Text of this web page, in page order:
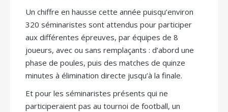
Un chiffre en hausse cette année puisqu’environ
320 séminaristes sont attendus pour participer
aux différentes épreuves, par équipes de 8
joueurs, avec ou sans remplaçants : d’abord une
phase de poules, puis des matches de quinze
minutes à élimination directe jusqu’à la finale.
Et pour les séminaristes présents qui ne
participeraient pas au tournoi de football, un